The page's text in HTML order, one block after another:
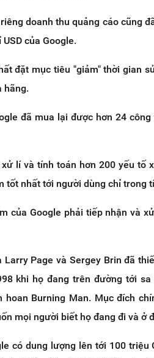
doanh thu quảng cáo cũng
của Google.
đặt mục tiêu "giảm" thời gian
hãng.
đã mua lại được hơn 24
lí và tính toán hơn 200 yếu tố
tốt nhất tới người dùng chỉ trong
của Google phải tiếp nhận và
Page và Sergey Brin đã
khi họ đang trên đường tới sa
Burning Man. Mục đích
mọi người biết họ đang đi và ở
có dung lượng lên tới 100 triệu